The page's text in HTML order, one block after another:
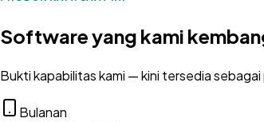
Software yang kami
Bukti kapabilitas kami — kini tersedia sebagai
Bulanan